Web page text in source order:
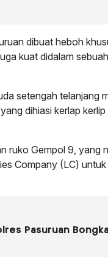
dibuat heboh
kuat didalam
setengah telanjang
dihiasi kerlap kerlip
ruko Gempol 9, yang
Company (LC)
Pasuruan